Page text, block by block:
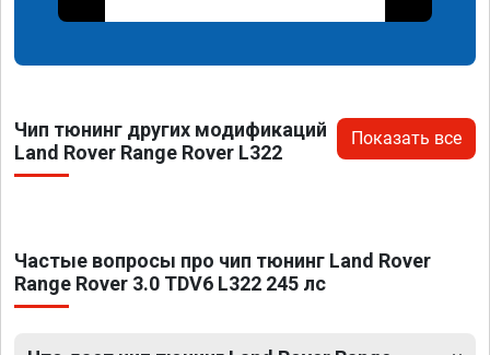
Чип тюнинг других модификаций
Land Rover Range Rover L322
Показать все
Частые вопросы про чип тюнинг Land Rover
Range Rover 3.0 TDV6 L322 245 лс